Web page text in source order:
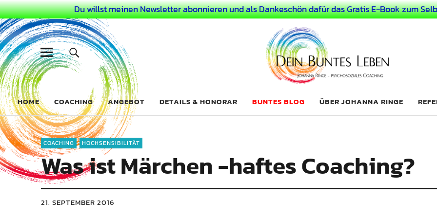
Du willst meinen Newsletter abonnieren und als Dankeschön dafür das Gratis E-Book zum
Dein Buntes Leben
COACHING FÜR DEIN BUNTES LEBEN ALS AUSSERGEWÖHNLICHER MENSCH
HOME COACHING ANGEBOT DETAILS & HONORAR BUNTES BLOG ÜBER JOHANNA RINGE
COACHING HOCHSENSIBILITÄT
Was ist Märchen -haftes Coaching?
21. SEPTEMBER 2016